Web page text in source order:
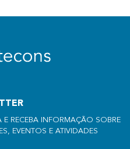
E RECEBA INFORMAÇÃO SOBRE
EVENTOS E ATIVIDADES